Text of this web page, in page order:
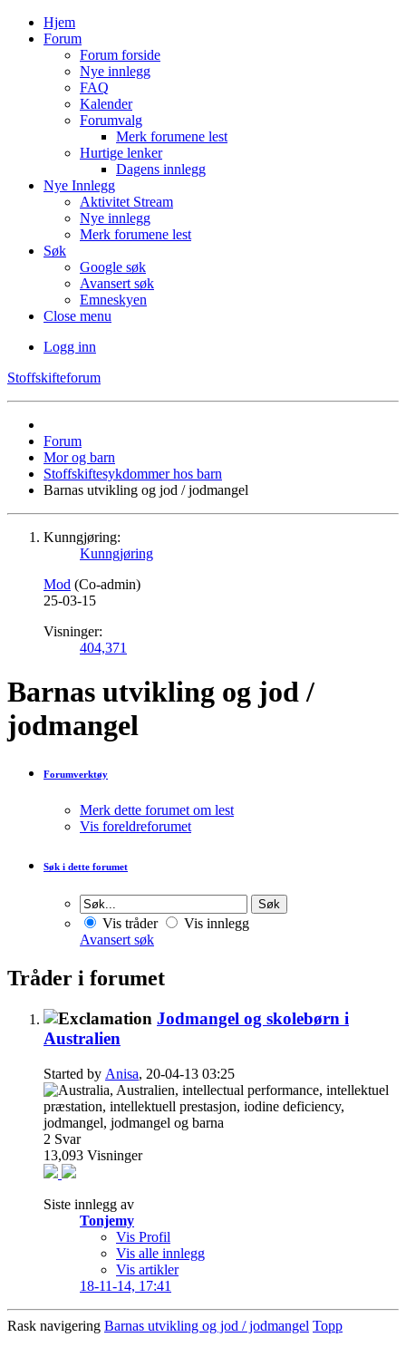
Hjem
Forum
Forum forside
Nye innlegg
FAQ
Kalender
Forumvalg
Merk forumene lest
Hurtige lenker
Dagens innlegg
Nye Innlegg
Aktivitet Stream
Nye innlegg
Merk forumene lest
Søk
Google søk
Avansert søk
Emneskyen
Close menu
Logg inn
Stoffskifteforum
Forum
Mor og barn
Stoffskiftesykdommer hos barn
Barnas utvikling og jod / jodmangel
Kunngjøring:
Kunngjøring
Mod (Co-admin)
25-03-15
Visninger:
404,371
Barnas utvikling og jod /
jodmangel
Forumverktøy
Merk dette forumet om lest
Vis foreldreforumet
Søk i dette forumet
Vis tråder
Vis innlegg
Avansert søk
Tråder i forumet
Jodmangel og skolebørn i
Australien
Started by Anisa, 20-04-13 03:25
2 Svar
13,093 Visninger
Siste innlegg av
Tonjemy
Vis Profil
Vis alle innlegg
Vis artikler
18-11-14, 17:41
Rask navigering Barnas utvikling og jod / jodmangel Topp